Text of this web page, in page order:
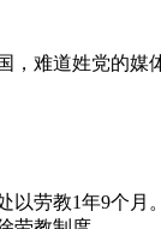
，难道姓党的
以劳教1年9个